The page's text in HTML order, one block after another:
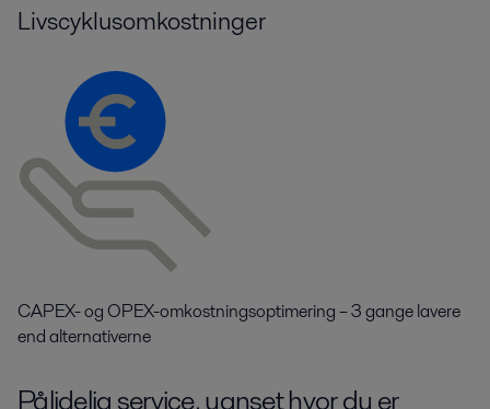
Livscyklusomkostninger
CAPEX- og OPEX-omkostningsoptimering– 3 gange lavere
end alternativerne
Pålidelig service, uanset hvor du er